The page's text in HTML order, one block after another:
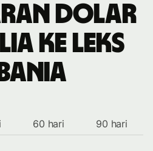
dolar
ke Leks
60 hari 90 hari